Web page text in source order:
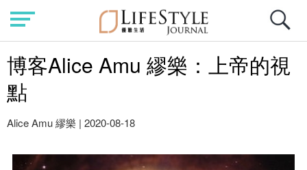
博客Alice Amu 繆樂：上帝的視
點
Alice Amu 繆樂 | 2020-08-18